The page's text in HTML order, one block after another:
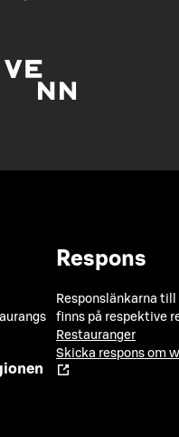
Respons
Responslänkarna
finns på respektive
Restauranger
Skicka respons om